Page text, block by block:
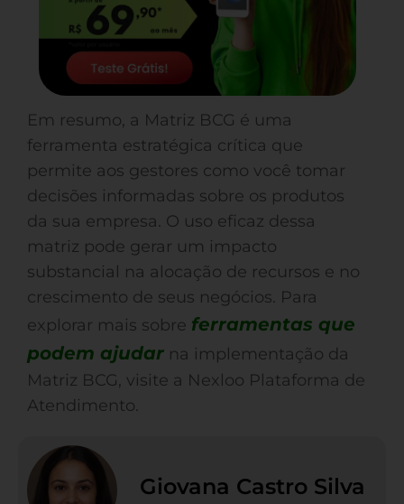
Em resumo, a Matriz BCG é uma
ferramenta estratégica crítica que
permite aos gestores como você tomar
decisões informadas sobre os produtos
da sua empresa. O uso eficaz dessa
matriz pode gerar um impacto
substancial na alocação de recursos e no
crescimento de seus negócios. Para
explorar mais sobre ferramentas que
podem ajudar na implementação da
Matriz BCG, visite a Nexloo Plataforma de
Atendimento.
Giovana Castro Silva